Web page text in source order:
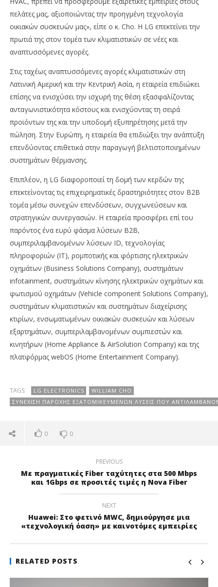
πελάτες μας, αξιοποιώντας την προηγμένη τεχνολογία
οικιακών συσκευών μας», είπε ο κ. Cho. Η LG επεκτείνει την
πρωτιά της στον τομέα των κλιματιστικών σε νέες και
αναπτυσσόμενες αγορές.
Στις ταχέως αναπτυσσόμενες αγορές κλιματιστικών στη
Λατινική Αμερική και την Κεντρική Ασία, η εταιρεία επιδιώκει
επίσης να ενισχύσει την ισχυρή της θέση εξασφαλίζοντας
ανταγωνιστικότητα κόστους και ενισχύοντας τη σειρά
προϊόντων της και την υποδομή εξυπηρέτησης μετά την
πώληση. Στην Ευρώπη, η εταιρεία θα επιδιώξει την ανάπτυξη
επενδύοντας επιθετικά στην παραγωγή βελτιστοποιημένων
συστημάτων θέρμανσης.
Επιπλέον, η LG διαφοροποιεί τη δομή των κερδών της
επεκτείνοντας τις επιχειρηματικές δραστηριότητες στον B2B
τομέα μέσω συνεχών επενδύσεων, συγχωνεύσεων και
στρατηγικών συνεργασιών. Η εταιρεία προσφέρει επί του
παρόντος ένα ευρύ φάσμα λύσεων B2B,
συμπεριλαμβανομένων λύσεων ID, τεχνολογίας
πληροφοριών (IT), ρομποτικής και φόρτισης ηλεκτρικών
οχημάτων (Business Solutions Company), συστημάτων
infotainment, συστημάτων κίνησης ηλεκτρικών οχημάτων και
φωτισμού οχημάτων (Vehicle component Solutions Company),
συστημάτων κλιματιστικών και συστημάτων διαχείρισης
κτιρίων, ενσωματωμένων οικιακών συσκευών και λύσεων
εξαρτημάτων, συμπεριλαμβανομένων συμπιεστών και
κινητήρων (Home Appliance & AirSolution Company) και της
πλατφόρμας webOS (Home Entertainment Company).
TAGS: LG ELECTRONICS
WILLIAM CHO
ΣΥΝΈΧΙΣΗ ΠΑΡΟΧΉΣ ΕΞΑΤΟΜΙΚΕΥΜΈΝΩΝ ΛΎΣΕΙΣ ΠΟΥ
0 0
PREVIOUS
Με πραγματικές Fiber ταχύτητες στα 500 Mbps
και 1Gbps σε προσιτές τιμές η Nova Fiber
NEXT
Huawei: Στο φετινό MWC, δημιούργησε μια
«τεχνολογική όαση» με καινοτόμες εμπειρίες
RELATED POSTS